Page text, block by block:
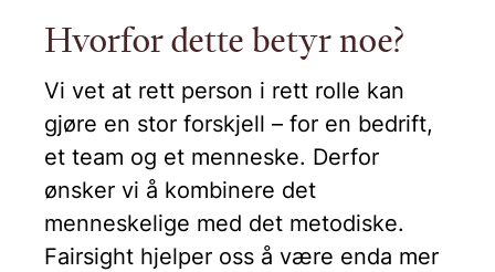
Hvorfor dette betyr noe?
Vi vet at rett person i rett rolle kan
gjøre en stor forskjell – for en bedrift,
et team og et menneske. Derfor
ønsker vi å kombinere det
menneskelige med det metodiske.
Fairsight hjelper oss å være enda mer